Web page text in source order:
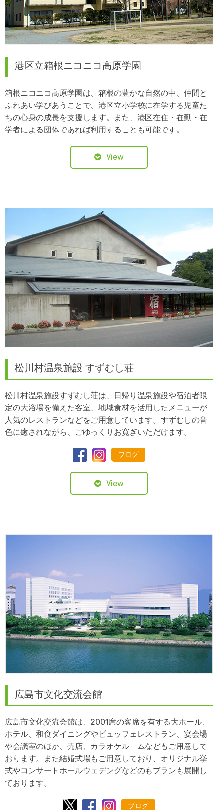
港区立箱根ニコニコ高原学園
箱根ニコニコ高原学園は、箱根の豊かな自然の中、仲間と
ふれあい学びあうことで、港区立小学校に在学する児童た
ちの心身の成長を支援します。また、港区在住・在勤・在
学者による団体であれば利用することも可能です。
View
松川村温泉施設 すずむし荘
松川村温泉施設すずむし荘は、日帰り温泉施設や宿泊者限
定の大浴場を備えた客室、地域食材を活用したメニューが
人気のレストランなどをご用意しています。すずむしの音
色に癒されながら、ごゆっくりお寛ぎいただけます。
ブログ
View
広島市文化交流会館
広島市文化交流会館は、2001席の客席を有する大ホール、
ホテル、和食ダイニングやビュッフェレストラン、宴会場
や会議室のほか、売店、カラオケルームなどもご用意して
おります。また結婚式場もご用意しており、オリジナル挙
式やコンサートホールウェデングなどのもプランも展開し
ております。
ブログ